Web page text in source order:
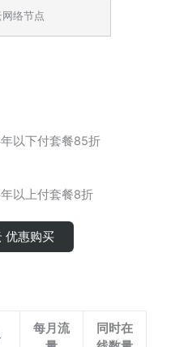
络节点
以下付套餐85折
以上付套餐8折
优惠购买
每月流
同时在